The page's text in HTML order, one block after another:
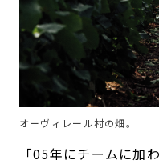
オーヴィレール村の畑。
「05年にチームに加